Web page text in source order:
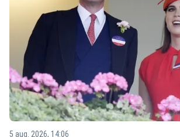
5 aug. 2026, 14:06